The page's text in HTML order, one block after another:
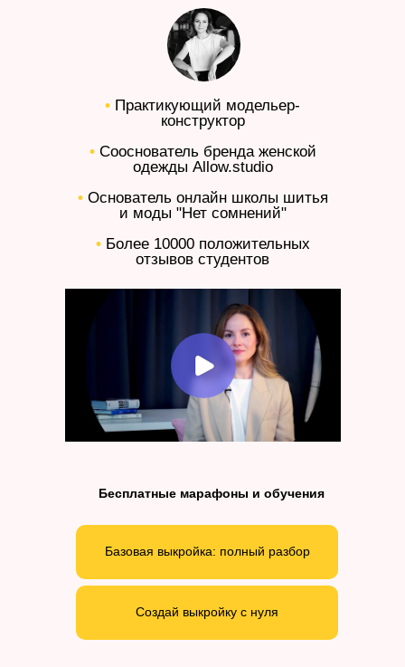
• Практикующий модельер-
конструктор
•Сооснователь бренда женской
одежды Allow.studio
•Основатель онлайн школы шитья
и моды "Нет сомнений"
•Более 10000 положительных
отзывов студентов
Создай выкройку с нуля
Бесплатные марафоны и обучения
Базовая выкройка: полный разбор